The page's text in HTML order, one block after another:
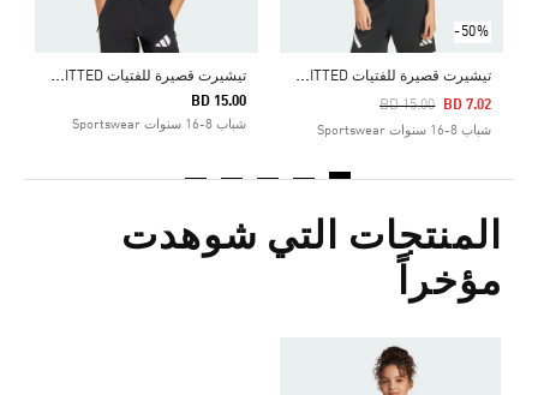
-50%
ت
يشيرت قصيرة للفتيات ADIDAS Z.N.E. FITTED
Price Reduced From
BD 15.00
To BD 7.02
شباب 8-16 سنوات Sportswear
ت
يشيرت قصيرة للفتيات ADIDAS Z.N.E. FITTED
BD 15.00
شباب 8-16 سنوات Sportswear
المنتجات التي شوهدت
مؤخراً